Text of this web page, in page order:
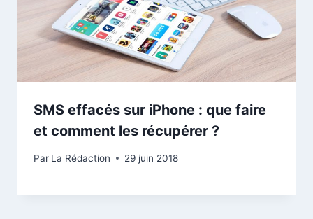
SMS effacés sur iPhone : que faire
et comment les récupérer ?
Par La Rédaction 29 juin 2018